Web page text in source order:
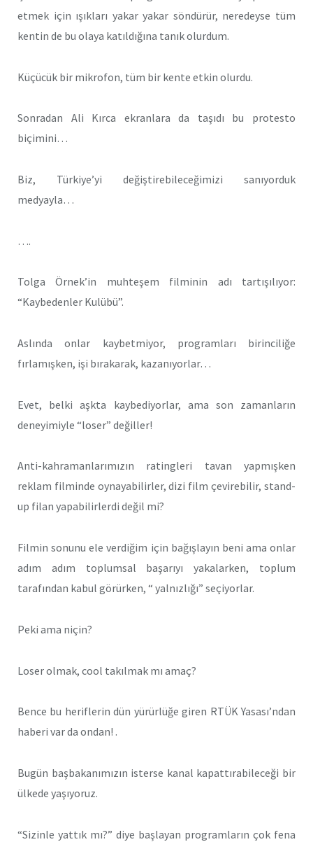
etmek için ışıkları yakar yakar söndürür, neredeyse tüm
kentin de bu olaya katıldığına tanık olurdum.
Küçücük bir mikrofon, tüm bir kente etkin olurdu.
Sonradan Ali Kırca ekranlara da taşıdı bu protesto
biçimini…
Biz, Türkiye’yi değiştirebileceğimizi sanıyorduk
medyayla…
….
Tolga Örnek’in muhteşem filminin adı tartışılıyor:
“Kaybedenler Kulübü”.
Aslında onlar kaybetmiyor, programları birinciliğe
fırlamışken, işi bırakarak, kazanıyorlar…
Evet, belki aşkta kaybediyorlar, ama son zamanların
deneyimiyle “loser” değiller!
Anti-kahramanlarımızın ratingleri tavan yapmışken
reklam filminde oynayabilirler, dizi film çevirebilir, stand-
up filan yapabilirlerdi değil mi?
Filmin sonunu ele verdiğim için bağışlayın beni ama onlar
adım adım toplumsal başarıyı yakalarken, toplum
tarafından kabul görürken, “ yalnızlığı” seçiyorlar.
Peki ama niçin?
Loser olmak, cool takılmak mı amaç?
Bence bu heriflerin dün yürürlüğe giren RTÜK Yasası’ndan
haberi var da ondan! .
Bugün başbakanımızın isterse kanal kapattırabileceği bir
ülkede yaşıyoruz.
“Sizinle yattık mı?” diye başlayan programların çok fena